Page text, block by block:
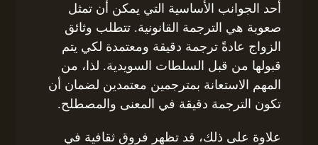
أحد الجوانب الأساسية التي يمكن أن تمثل
صعوبة هي الترجمة القانونية. تتطلب وثائق
الزواج عادةً ترجمة دقيقة ومعتمدة لكي يتم
قبولها من قبل السلطات السويدية. لذا، من
المهم الاستعانة بمترجمين معتمدين لضمان أن
تكون الترجمة دقيقة في المعنى والمصطلح.
علاوة على ذلك، قد تظهر فروق ثقافية في